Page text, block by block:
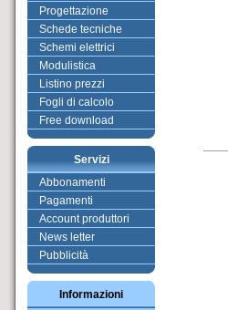
Progettazione
Schede tecniche
Schemi elettrici
Modulistica
Listino prezzi
Fogli di calcolo
Free download
Servizi
Abbonamenti
Pagamenti
Account produttori
News letter
Pubblicità
Informazioni